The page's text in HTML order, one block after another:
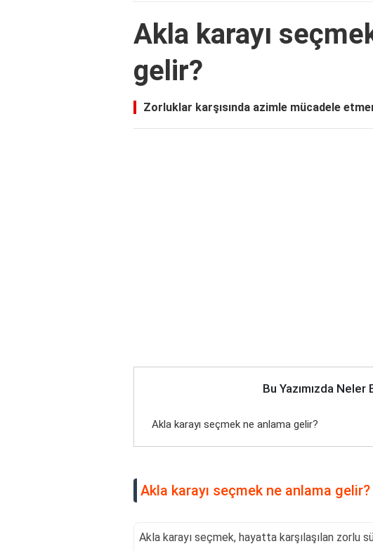
Akla karayı
gelir?
Zorluklar karşısında azimle mücadele
Bu Yazımızda Neler
Akla karayı seçmek ne anlama gelir?
Akla karayı seçmek ne anlama gelir?
Akla karayı seçmek, hayatta karşılaşılan zorlu